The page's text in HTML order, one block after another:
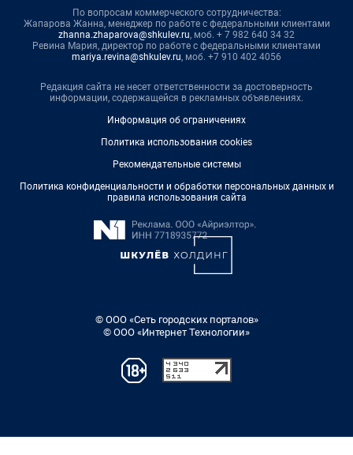
По вопросам коммерческого сотрудничества:
Жапарова Жанна, менеджер по работе с федеральными клиентами
zhanna.zhaparova@shkulev.ru, моб. + 7 982 640 34 32
Ревина Мария, директор по работе с федеральными клиентами
mariya.revina@shkulev.ru, моб. +7 910 402 4056
Редакция сайта не несет ответственности за достоверность
информации, содержащейся в рекламных объявлениях.
Информация об ограничениях
Политика использования cookies
Рекомендательные системы
Политика конфиденциальности и обработки персональных данных и
правила использования сайта
© ООО «Сеть городских порталов»
© ООО «Интернет Технологии»